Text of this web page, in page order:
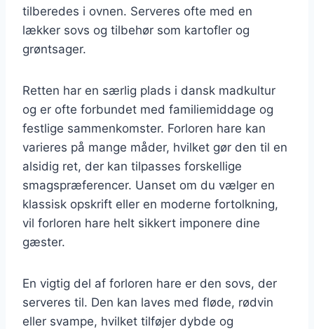
tilberedes i ovnen. Serveres ofte med en
lækker sovs og tilbehør som kartofler og
grøntsager.
Retten har en særlig plads i dansk madkultur
og er ofte forbundet med familiemiddage og
festlige sammenkomster. Forloren hare kan
varieres på mange måder, hvilket gør den til en
alsidig ret, der kan tilpasses forskellige
smagspræferencer. Uanset om du vælger en
klassisk opskrift eller en moderne fortolkning,
vil forloren hare helt sikkert imponere dine
gæster.
En vigtig del af forloren hare er den sovs, der
serveres til. Den kan laves med fløde, rødvin
eller svampe, hvilket tilføjer dybde og